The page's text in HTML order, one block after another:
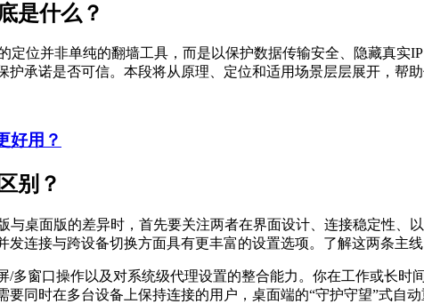
是什么？
定位并非单纯的翻墙工具，而是以保护数据传输安全、隐藏真
承诺是否可信。本段将从原理、定位和适用场景层层展开，帮
好用？
别？
与桌面版的差异时，首先要关注两者在界面设计、连接稳定性、
连接与跨设备切换方面具有更丰富的设置选项。了解这两条主
多窗口操作以及对系统级代理设置的整合能力。你在工作或长
同时在多台设备上保持连接的用户，桌面端的“守护守望”式自